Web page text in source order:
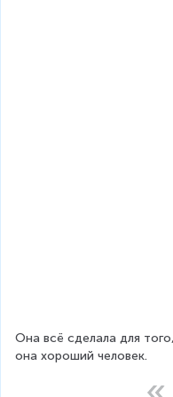
Она всё сделала для
она хороший человек.